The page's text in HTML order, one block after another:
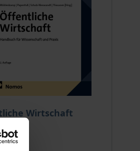
page
Wirtschaft
depends on the options chosen